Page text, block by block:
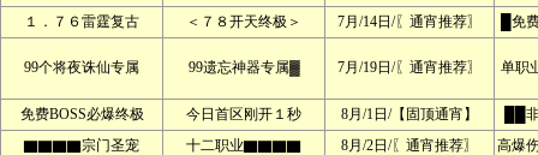
１．７６雷霆复古
＜７８开天终极＞ 7月/14日/〖通宵推荐〗 █免
99个将夜诛仙专属 99遗忘神器专属▓ 7月/19日/〖通宵推荐〗 单职
免费BOSS必爆终极 今日首区刚开１秒 8月/1日/【固顶通宵】
██
▇▇▇▇宗门圣宠
十二职业▇▇▇▇ 8月/2日/〖通宵推荐〗
高爆